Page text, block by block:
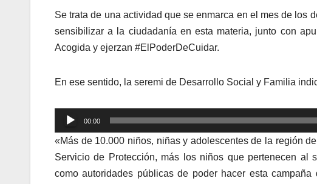
Se trata de una actividad que se enmarca en el mes de los
sensibilizar a la ciudadanía en esta materia, junto con
Acogida y ejerzan #ElPoderDeCuidar.
En ese sentido, la seremi de Desarrollo Social y Familia
Reproductor
de
00:00
«Más de 10.000 niños, niñas y adolescentes de la región
Servicio de Protección, más los niños que pertenecen al
como autoridades públicas de poder hacer esta